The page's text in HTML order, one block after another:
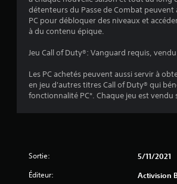
détenteurs du Passe de Combat peuvent
PC pour débloquer des niveaux et
à du contenu épique.
Jeu Call of Duty®: Vanguard requis,
Les PC achetés peuvent aussi servir à
en jeu d'autres titres Call of Duty® qui
fonctionnalité PC*. Chaque jeu est vendu
Sortie: 5/11/2021
Éditeur: Activision